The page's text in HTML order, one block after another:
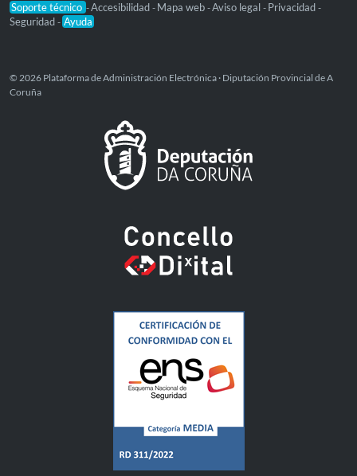
Soporte técnico -Accesibilidad - Mapa web -Aviso legal - Privacidad -
Seguridad - Ayuda
© 2026 Plataforma de Administración Electrónica · Diputación Provincial de A
Coruña